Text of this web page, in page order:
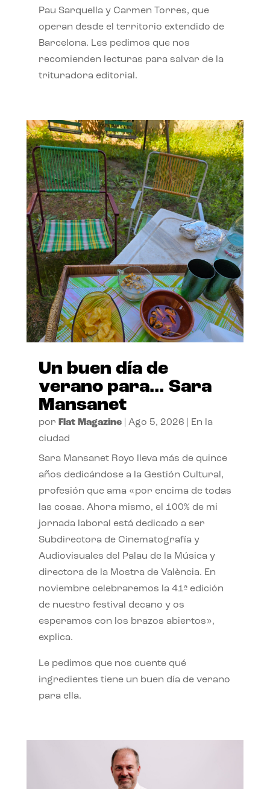
Pau Sarquella y Carmen Torres, que
operan desde el territorio extendido de
Barcelona. Les pedimos que nos
recomienden lecturas para salvar de la
trituradora editorial.
Un buen día de
verano para… Sara
Mansanet
por Flat Magazine| Ago 5, 2026
En la
ciudad
Sara Mansanet Royo lleva más de quince
años dedicándose a la Gestión Cultural,
profesión que ama «por encima de todas
las cosas. Ahora mismo, el 100% de mi
jornada laboral está dedicado a ser
Subdirectora de Cinematografía y
Audiovisuales del Palau de la Música y
directora de la Mostra de València. En
noviembre celebraremos la 41ª edición
de nuestro festival decano y os
esperamos con los brazos abiertos»,
explica.
Le pedimos que nos cuente qué
ingredientes tiene un buen día de verano
para ella.